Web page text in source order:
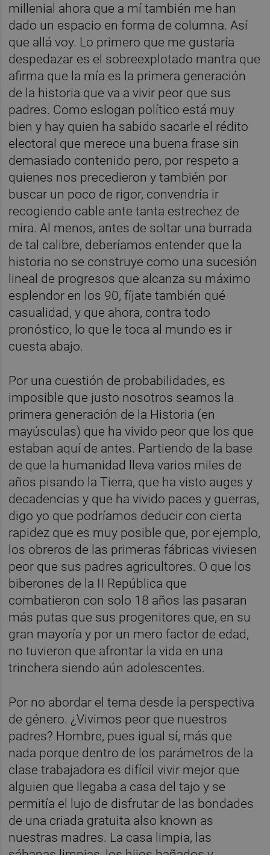
millenial ahora que a mí también me han
dado un espacio en forma de columna. Así
que allá voy. Lo primero que me gustaría
despedazar es el sobreexplotado mantra que
afirma que la mía es la primera generación
de la historia que va a vivir peor que sus
padres. Como eslogan político está muy
bien y hay quien ha sabido sacarle el rédito
electoral que merece una buena frase sin
demasiado contenido pero, por respeto a
quienes nos precedieron y también por
buscar un poco de rigor, convendría ir
recogiendo cable ante tanta estrechez de
mira. Al menos, antes de soltar una burrada
de tal calibre, deberíamos entender que la
historia no se construye como una sucesión
lineal de progresos que alcanza su máximo
esplendor en los 90, fíjate también qué
casualidad, y que ahora, contra todo
pronóstico, lo que le toca al mundo es ir
cuesta abajo.
Por una cuestión de probabilidades, es
imposible que justo nosotros seamos la
primera generación de la Historia (en
mayúsculas) que ha vivido peor que los que
estaban aquí de antes. Partiendo de la base
de que la humanidad lleva varios miles de
años pisando la Tierra, que ha visto auges y
decadencias y que ha vivido paces y guerras,
digo yo que podríamos deducir con cierta
rapidez que es muy posible que, por ejemplo,
los obreros de las primeras fábricas viviesen
peor que sus padres agricultores. O que los
biberones de la II República que
combatieron con solo 18 años las pasaran
más putas que sus progenitores que, en su
gran mayoría y por un mero factor de edad,
no tuvieron que afrontar la vida en una
trinchera siendo aún adolescentes.
Por no abordar el tema desde la perspectiva
de género. ¿Vivimos peor que nuestros
padres? Hombre, pues igual sí, más que
nada porque dentro de los parámetros de la
clase trabajadora es difícil vivir mejor que
alguien que llegaba a casa del tajo y se
permitía el lujo de disfrutar de las bondades
de una criada gratuita also known as
nuestras madres. La casa limpia, las